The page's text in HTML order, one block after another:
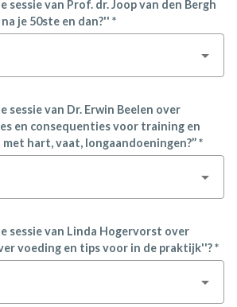
sessie van Prof. dr. Joop van den Bergh
je 50ste en dan?'' *
sessie van Dr. Erwin Beelen over
en consequenties voor training en
hart, vaat, longaandoeningen?’’ *
sessie van Linda Hogervorst over
voeding en tips voor in de praktijk''? *